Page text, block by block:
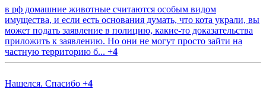
в рф домашние животные считаются особым видом
имущества, и если есть основания думать, что кота украли, вы
может подать заявление в полицию, какие-то доказательства
приложить к заявлению. Но они не могут просто зайти на
частную территорию б... +4
Нашелся. Спасибо +4